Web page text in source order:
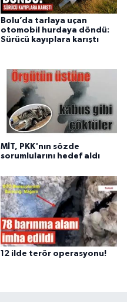
Bolu’da tarlaya uçan
otomobil hurdaya döndü:
Sürücü kayıplara karıştı
MİT, PKK'nın sözde
sorumlularını hedef aldı
12 ilde terör operasyonu!